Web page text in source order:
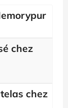
chez
chez